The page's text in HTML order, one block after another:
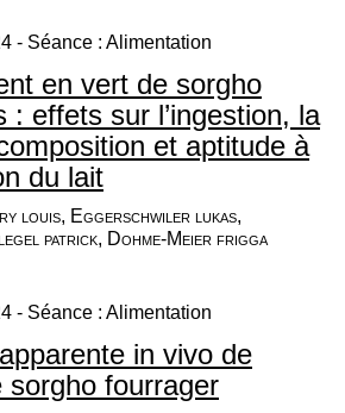
- Séance : Alimentation
en vert de sorgho
: effets sur l’ingestion, la
et aptitude à
du lait
louis, Eggerschwiler lukas,
patrick, Dohme-Meier frigga
- Séance : Alimentation
in vivo de
sorgho fourrager